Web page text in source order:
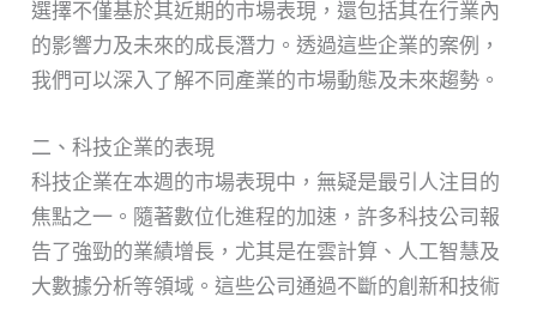
選擇不僅基於其近期的市場表現，還包括其在行業內
的影響力及未來的成長潛力。透過這些企業的案例，
我們可以深入了解不同產業的市場動態及未來趨勢。
二、科技企業的表現
科技企業在本週的市場表現中，無疑是最引人注目的
焦點之一。隨著數位化進程的加速，許多科技公司報
告了強勁的業績增長，尤其是在雲計算、人工智慧及
大數據分析等領域。這些公司通過不斷的創新和技術